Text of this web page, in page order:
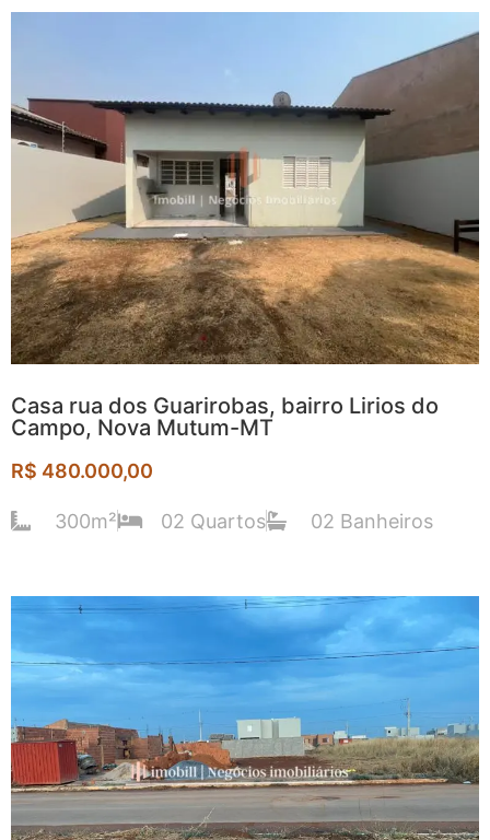
Casa rua dos Guarirobas, bairro Lirios do
Campo, Nova Mutum-MT
R$ 480.000,00
300m² 02 Quartos 02 Banheiros